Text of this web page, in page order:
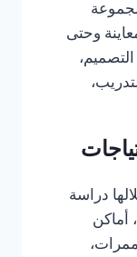
وحتى
دراسة
أماكن